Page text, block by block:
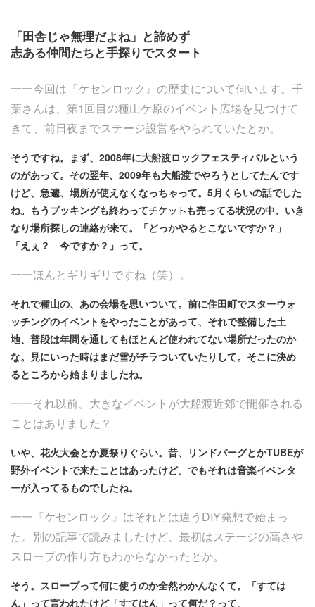
「田舎じゃ無理だよね」と諦めず
志ある仲間たちと手探りでスタート
一一今回は『ケセンロック』の歴史について伺います。千
葉さんは、第1回目の種山ケ原のイベント広場を見つけて
きて、前日夜までステージ設営をやられていたとか。
そうですね。まず、2008年に大船渡ロックフェスティバルという
のがあって。その翌年、2009年も大船渡でやろうとしてたんです
けど、急遽、場所が使えなくなっちゃって。5月くらいの話でした
ね。もうブッキングも終わって
も売ってる状況の中、いき
なり場所探しの連絡が来て。「どっかやるとこないですか？」
「えぇ？ 今ですか？」って。
一一ほんとギリギリですね（笑）。
それで種山の、あの会場を思いついて。前に住田町でスターウォ
ッチングのイベントをやったことがあって、それで整備した土
地、普段は年間を通してもほとんど使われてない場所だったのか
な。見にいった時はまだ雪がチラついていたりして。そこに決め
るところから始まりましたね。
一一それ以前、大きなイベントが大船渡近郊で開催される
ことはありました？
いや、花火大会とか夏祭りぐらい。昔、リンドバーグとかTUBEが
野外イベントで来たことはあったけど。でもそれは音楽イベンタ
ーが入ってるものでしたね。
一一『ケセンロック』はそれとは違うDIY発想で始まっ
た。別の記事で読みましたけど、最初はステージの高さや
スロープの作り方もわからなかったとか。
そう。スロープって何に使うのか全然わかんなくて。「すては
ん」って言われたけど「すてはん」って何だ？って。